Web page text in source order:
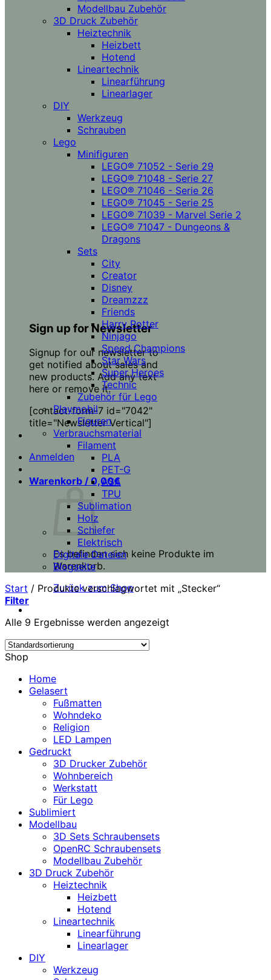
Sign up for Newsletter
Signup for our newsletter to
get notified about sales and
new products. Add any text
here or remove it.
[contact-form-7 id="7042"
title="Newsletter Vertical"]
Anmelden
Warenkorb / 0,00€
Es befinden sich keine Produkte im
Warenkorb.
Zurück zum Shop
Modellbau Zubehör
3D Druck Zubehör
Heiztechnik
Heizbett
Hotend
Lineartechnik
Linearführung
Linearlager
DIY
Werkzeug
Schrauben
Lego
Minifiguren
LEGO® 71052 - Serie 29
LEGO® 71048 - Serie 27
LEGO® 71046 - Serie 26
LEGO® 71045 - Serie 25
LEGO® 71039 - Marvel Serie 2
LEGO® 71047 - Dungeons &
Dragons
Sets
City
Creator
Disney
Dreamzzz
Friends
Harry Potter
Ninjago
Speed Champions
Star Wars
Super Heroes
Technic
Zubehör für Lego
Playmobil
Figuren
Verbrauchsmaterial
Filament
PLA
PET-G
ASA
TPU
Sublimation
Holz
Schiefer
Elektrisch
Digitale Dateien
Blogseite
Start / Produkte verschlagwortet mit „Stecker“
Filter
Alle 9 Ergebnisse werden angezeigt
Shop
Home
Gelasert
Fußmatten
Wohndeko
Religion
LED Lampen
Gedruckt
3D Drucker Zubehör
Wohnbereich
Werkstatt
Für Lego
Sublimiert
Modellbau
3D Sets Schraubensets
OpenRC Schraubensets
Modellbau Zubehör
3D Druck Zubehör
Heiztechnik
Heizbett
Hotend
Lineartechnik
Linearführung
Linearlager
DIY
Werkzeug